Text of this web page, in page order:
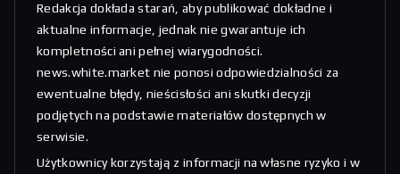
Redakcja dokłada starań, aby publikować dokładne i
aktualne informacje, jednak nie gwarantuje ich
kompletności ani pełnej wiarygodności.
news.white.market nie ponosi odpowiedzialności za
ewentualne błędy, nieścisłości ani skutki decyzji
podjętych na podstawie materiałów dostępnych w
serwisie.
Użytkownicy korzystają z informacji na własne ryzyko i w